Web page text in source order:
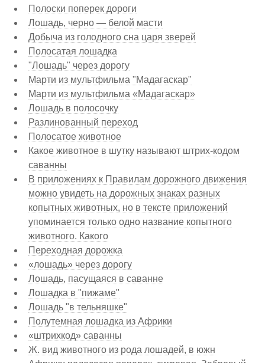
Полоски поперек дороги
Лошадь, черно — белой масти
Добыча из голодного сна царя зверей
Полосатая лошадка
"Лошадь" через дорогу
Марти из мультфильма "Мадагаскар"
Марти из мультфильма «Мадагаскар»
Лошадь в полосочку
Разлинованный переход
Полосатое животное
Какое животное в шутку называют штрих-кодом
саванны
В приложениях к Правилам дорожного движения
можно увидеть на дорожных знаках разных
копытных животных, но в тексте приложений
упоминается только одно название копытного
животного. Какого
Переходная дорожка
«лошадь» через дорогу
Лошадь, пасущаяся в саванне
Лошадка в "пижаме"
Лошадь "в тельняшке"
Полутемная лошадка из Африки
«штрихкод» саванны
Ж. вид животного из рода лошадей, в южн